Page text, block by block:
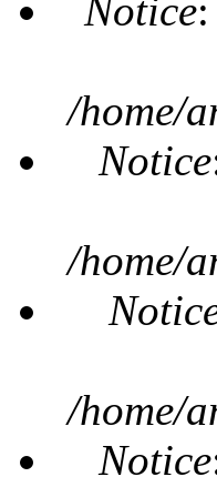
Notice
/home/
Notice
/home/
/home/
Notice